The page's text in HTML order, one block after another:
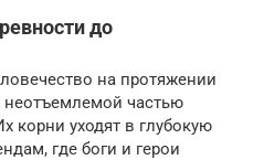
до
на протяжении
неотъемлемой частью
корни уходят в глубокую
где боги и герои